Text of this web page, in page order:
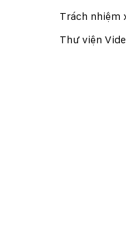
Trách nhiệm
Thư viện